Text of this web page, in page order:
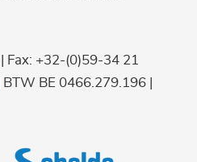
Fax: +32-(0)59-34 21
| BTW BE 0466.279.196 |